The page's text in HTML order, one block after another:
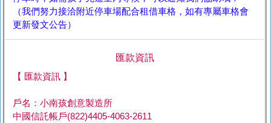
（我們努力接洽附近停車場配合租借車格，如有專屬車格會
更新發文公告）
匯款資訊
【 匯款資訊 】
戶名：小南孩創意製造所
中國信託帳戶(822)4405-4063-2611